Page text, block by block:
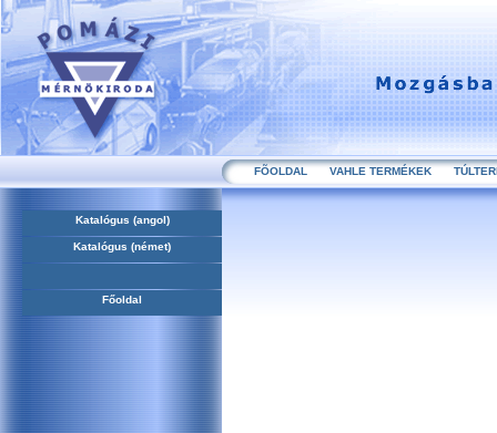
FÕOLDAL VAHLE TERMÉKEK
Katalógus (angol)
Katalógus (német)
Főoldal